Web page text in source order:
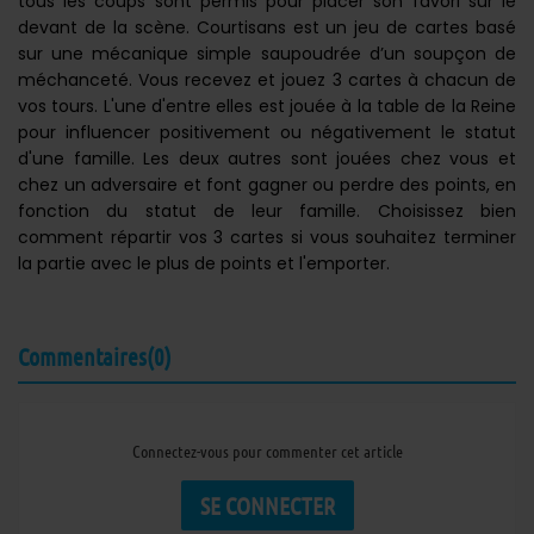
devant de la scène. Courtisans est un jeu de cartes basé
sur une mécanique simple saupoudrée d’un soupçon de
méchanceté. Vous recevez et jouez 3 cartes à chacun de
vos tours. L'une d'entre elles est jouée à la table de la Reine
pour influencer positivement ou négativement le statut
d'une famille. Les deux autres sont jouées chez vous et
chez un adversaire et font gagner ou perdre des points, en
fonction du statut de leur famille. Choisissez bien
comment répartir vos 3 cartes si vous souhaitez terminer
la partie avec le plus de points et l'emporter.
Commentaires(0)
Connectez-vous pour commenter cet article
SE CONNECTER